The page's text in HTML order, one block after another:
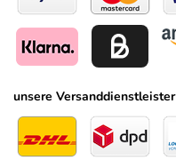
unsere Versanddienstleister